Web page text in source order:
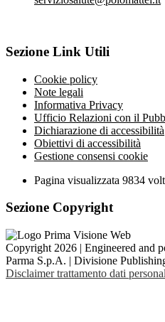
Sezione Link Utili
Cookie policy
Note legali
Informativa Privacy
Ufficio Relazioni con il
Dichiarazione di accessibilità
Obiettivi di accessibilità
Gestione consensi cookie
Pagina visualizzata 9834
Sezione Copyright
Copyright 2026 | Engineered and
Parma S.p.A. | Divisione
Disclaimer trattamento dati